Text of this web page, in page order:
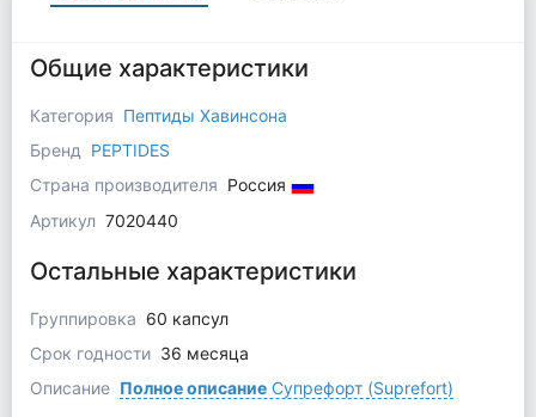
Общие характеристики
Категория Пептиды Хавинсона
Бренд
PEPTIDES
Страна производителя Россия
Артикул 7020440
Остальные характеристики
Группировка 60 капсул
Срок годности 36 месяца
Описание Полное описаниеСупрефорт (Suprefort)